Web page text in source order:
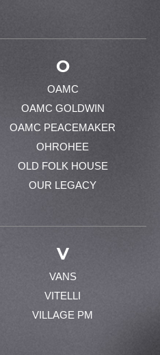
O
OAMC
OAMC GOLDWIN
OAMC PEACEMAKER
OHROHEE
OLD FOLK HOUSE
OUR LEGACY
V
VANS
VITELLI
VILLAGE PM